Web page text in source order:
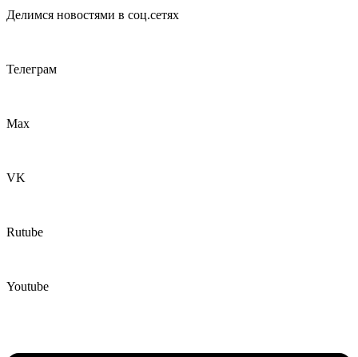
Делимся новостями в соц.сетях
Телеграм
Max
VK
Rutube
Youtube